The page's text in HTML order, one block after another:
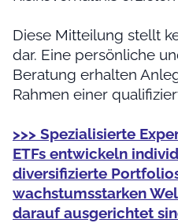
Diese Mitteilung stellt
dar. Eine persönliche
Beratung erhalten
Rahmen einer
>>> Spezialisierte
ETFs entwickeln
diversifizierte
wachstumsstarken
darauf ausgerichtet